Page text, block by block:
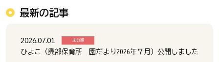
最新の記事
2026.07.01 未分類
ひよこ（興部保育所 園だより2026年７月）公開しました